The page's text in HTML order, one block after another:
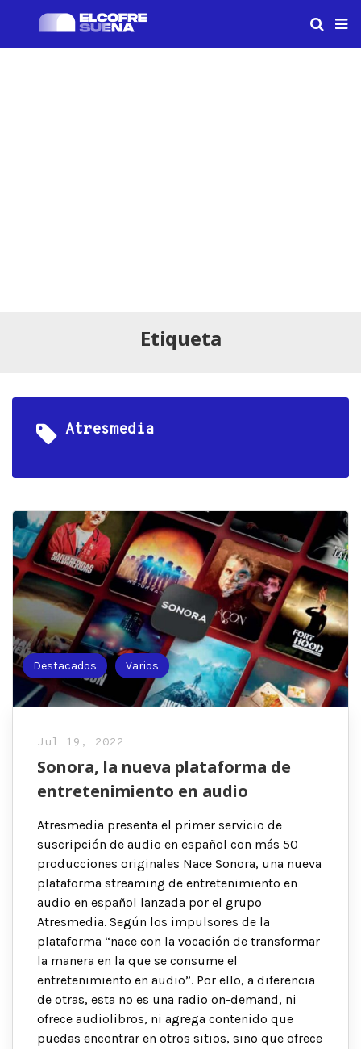
Etiqueta
Atresmedia
Destacados Varios
Jul 19, 2022
Sonora, la nueva plataforma de
entretenimiento en audio
Atresmedia presenta el primer servicio de
suscripción de audio en español con más 50
producciones originales Nace Sonora, una nueva
plataforma streaming de entretenimiento en
audio en español lanzada por el grupo
Atresmedia. Según los impulsores de la
plataforma “nace con la vocación de transformar
la manera en la que se consume el
entretenimiento en audio”. Por ello, a diferencia
de otras, esta no es una radio on-demand, ni
ofrece audiolibros, ni agrega contenido que
puedas encontrar en otros sitios, sino que ofrece